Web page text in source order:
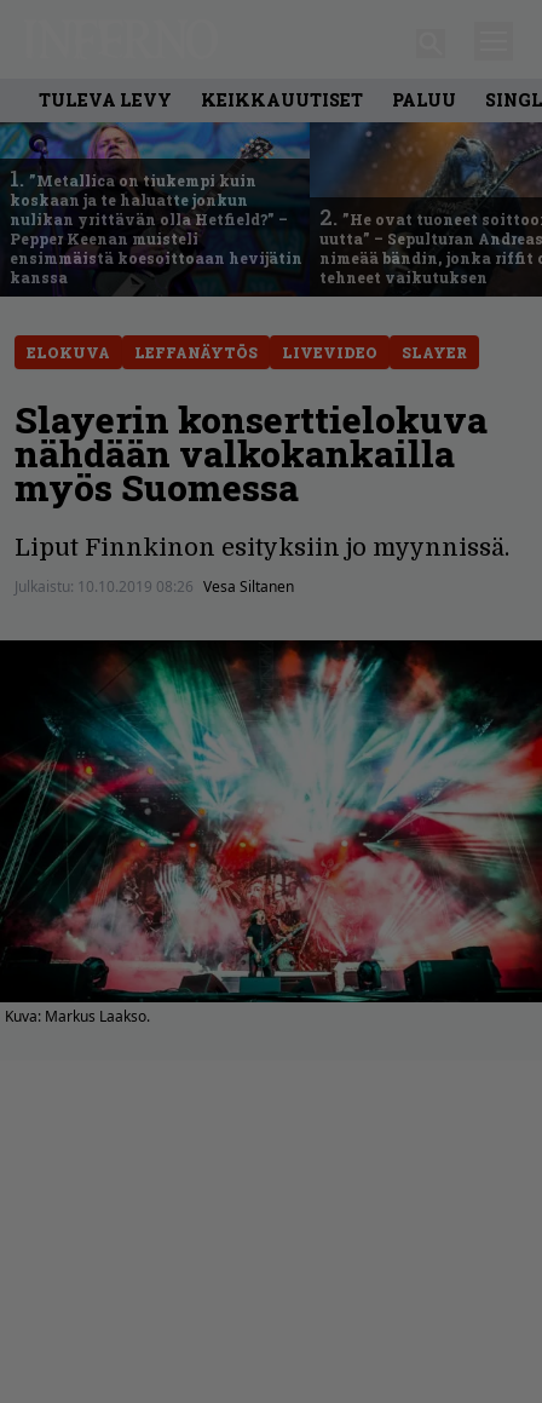
TULEVA LEVY KEIKKAUUTISET PALUU
1. ”Metallica on tiukempi kuin
koskaan ja te haluatte jonkun
nulikan yrittävän olla Hetfield?” –
Pepper Keenan muisteli
ensimmäistä koesoittoaan hevijätin
kanssa
2. ”He ovat tuoneet
uutta” – Sepulturan
nimeää bändin, jonka riffit
tehneet vaikutuksen
ELOKUVA LEFFANÄYTÖS LIVEVIDEO SLAYER
Slayerin konserttielokuva
nähdään valkokankailla
myös Suomessa
Liput Finnkinon esityksiin jo myynnissä.
Julkaistu: 10.10.2019 08:26 Vesa Siltanen
Kuva: Markus Laakso.